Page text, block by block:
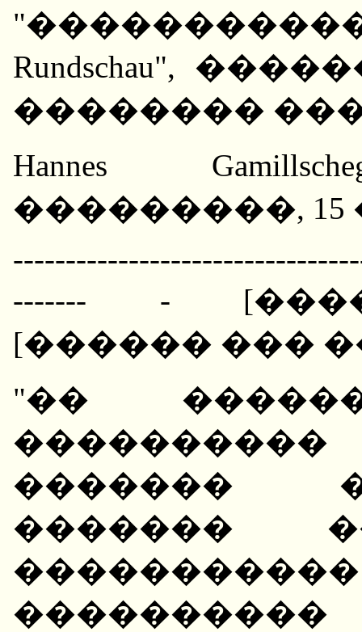
Rundschau",
��������
Hannes
���������, 15
------- -
[������ ���
"��
�������
�������